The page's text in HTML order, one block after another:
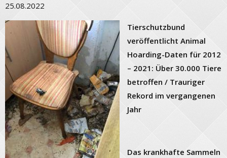
25.08.2022
Tierschutzbund
veröffentlicht Animal
Hoarding-Daten für 2012
– 2021: Über 30.000 Tiere
betroffen / Trauriger
Rekord im vergangenen
Jahr
Das krankhafte Sammeln